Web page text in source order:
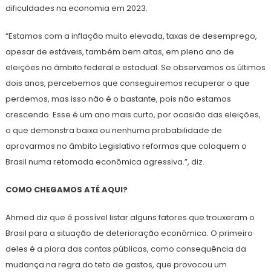
dificuldades na economia em 2023.
“Estamos com a inflação muito elevada, taxas de desemprego,
apesar de estáveis, também bem altas, em pleno ano de
eleições no âmbito federal e estadual. Se observamos os últimos
dois anos, percebemos que conseguiremos recuperar o que
perdemos, mas isso não é o bastante, pois não estamos
crescendo. Esse é um ano mais curto, por ocasião das eleições,
o que demonstra baixa ou nenhuma probabilidade de
aprovarmos no âmbito Legislativo reformas que coloquem o
Brasil numa retomada econômica agressiva.”, diz.
COMO CHEGAMOS ATÉ AQUI?
Ahmed diz que é possível listar alguns fatores que trouxeram o
Brasil para a situação de deterioração econômica. O primeiro
deles é a piora das contas públicas, como consequência da
mudança na regra do teto de gastos, que provocou um